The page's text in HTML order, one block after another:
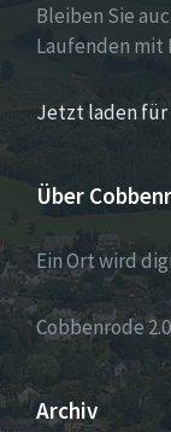
Bleiben Sie
Laufenden mit
Jetzt laden für
Über
Ein Ort wird
Cobbenrode 2.0
Archiv